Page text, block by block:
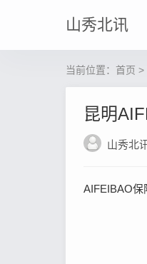
山秀北讯
当前位置： 首页 >
昆明
山秀北
AIFEIBAO保